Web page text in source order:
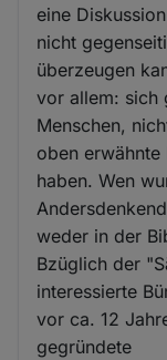
eine
nicht
überzeugen
vor allem: sich
Menschen,
oben
haben. Wen
weder in der
Bzüglich der
interessierte
vor ca. 12
gegründete